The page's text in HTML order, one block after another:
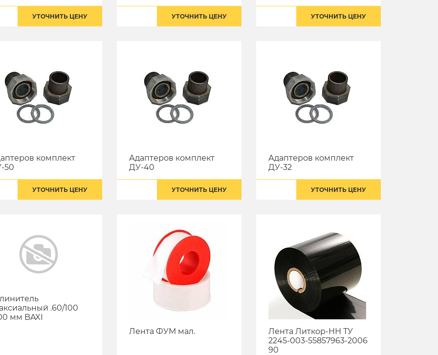
УТОЧНИТЬ ЦЕНУ УТОЧНИТЬ ЦЕНУ УТОЧНИТЬ ЦЕНУ
комплект
50
УТОЧНИТЬ ЦЕНУ
Адаптеров комплект
ДУ-40
УТОЧНИТЬ ЦЕНУ
Адаптеров комплект
ДУ-32
УТОЧНИТЬ ЦЕНУ
.60/100
мм BAXI
Лента ФУМ мал.
Лента Литкор-НН ТУ
2245-003-55857963-2006
90